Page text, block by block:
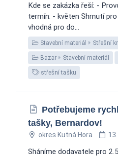
Kde se zakázka řeší: -
termín: - květen Shrnutí
vhodná pro do...
Stavební materiál Střešní
Bazar Stavební materiál
střešní tašku
Potřebujeme
tašky, Bernardov!
okres Kutná Hora
Sháníme dodavatele pro